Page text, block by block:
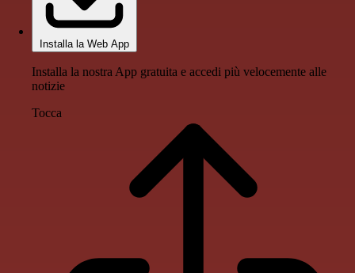
Installa la Web App
Installa la nostra App gratuita e accedi più velocemente alle
notizie
Tocca